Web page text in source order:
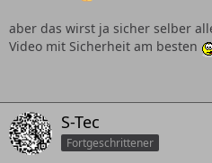
aber das wirst ja sicher selber
Video mit Sicherheit am besten
S-Tec
Fortgeschrittener